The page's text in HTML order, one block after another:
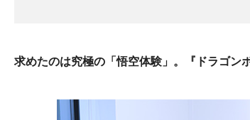
求めたのは究極の「悟空体験」。『ドラゴン